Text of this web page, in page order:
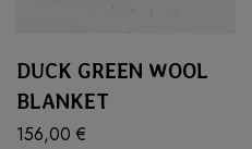
DUCK GREEN WOOL
BLANKET
156,00 €